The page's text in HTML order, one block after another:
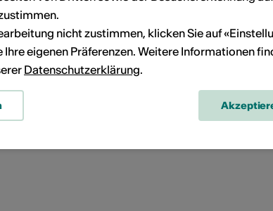
Durchführungsdatum
persönlichen Kalender hinzuzufügen.
nicht zustimmen, klicken Sie auf
Ihre eigenen Präferenzen. Weitere Informationen
Datenschutzerklärung.